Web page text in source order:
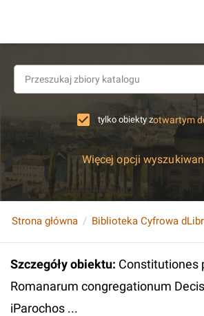
tylko obiekty zotwartym
Więcej opcji
Strona główna Biblioteka Cyfrowa
Szczegóły obiektu: Constitutiones
Romanarum congregationum
iParochos ...